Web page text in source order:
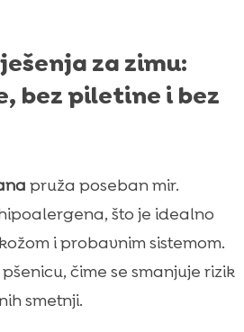
za zimu:
bez piletine i bez
pruža poseban mir.
što je idealno
i probavnim sistemom.
čime se smanjuje rizik
smetnji.